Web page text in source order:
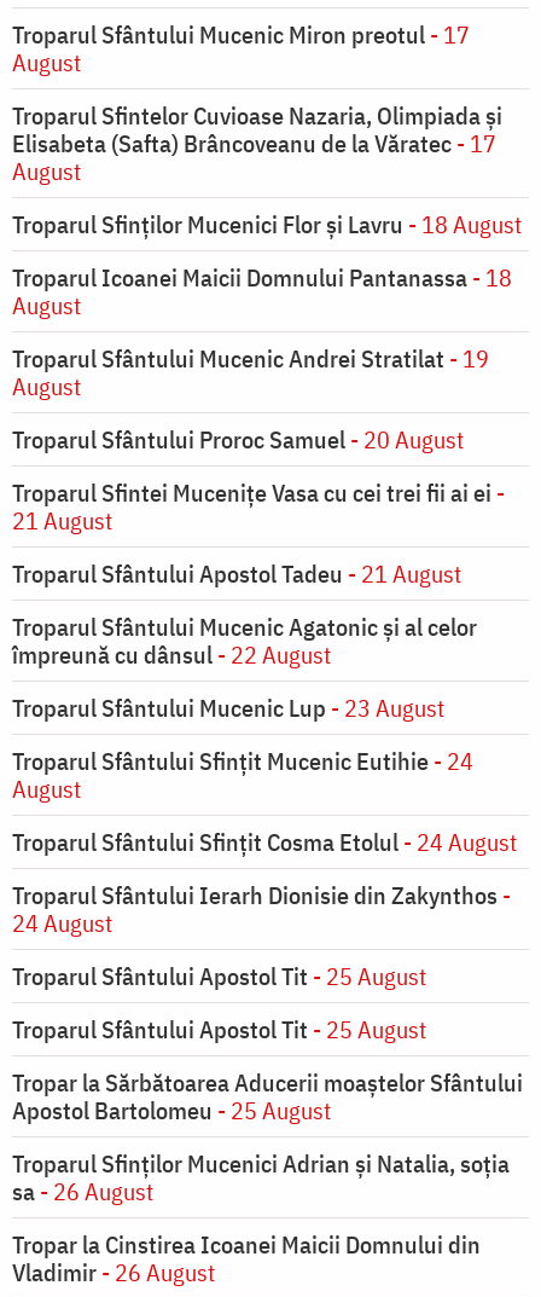
Troparul Sfântului Mucenic Miron preotul- 17
August
Troparul Sfintelor Cuvioase Nazaria, Olimpiada și
Elisabeta (Safta) Brâncoveanu de la Văratec- 17
August
Troparul Sfinţilor Mucenici Flor şi Lavru - 18 August
Troparul Icoanei Maicii Domnului Pantanassa- 18
August
Troparul Sfântului Mucenic Andrei Stratilat - 19
August
Troparul Sfântului Proroc Samuel- 20 August
Troparul Sfintei Muceniţe Vasa cu cei trei fii ai ei -
21 August
Troparul Sfântului Apostol Tadeu - 21 August
Troparul Sfântului Mucenic Agatonic şi al celor
împreună cu dânsul- 22 August
Troparul Sfântului Mucenic Lup - 23 August
Troparul Sfântului Sfinţit Mucenic Eutihie- 24
August
Troparul Sfântului Sfinţit Cosma Etolul- 24 August
Troparul Sfântului Ierarh Dionisie din Zakynthos -
24 August
Troparul Sfântului Apostol Tit - 25 August
Troparul Sfântului Apostol Tit - 25 August
Tropar la Sărbătoarea Aducerii moaştelor Sfântului
Apostol Bartolomeu - 25 August
Troparul Sfinţilor Mucenici Adrian şi Natalia, soţia
sa- 26 August
Tropar la Cinstirea Icoanei Maicii Domnului din
Vladimir- 26 August